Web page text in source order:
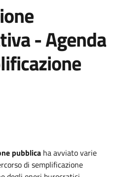
- Agenda
pubblica ha avviato varie
di semplificazione